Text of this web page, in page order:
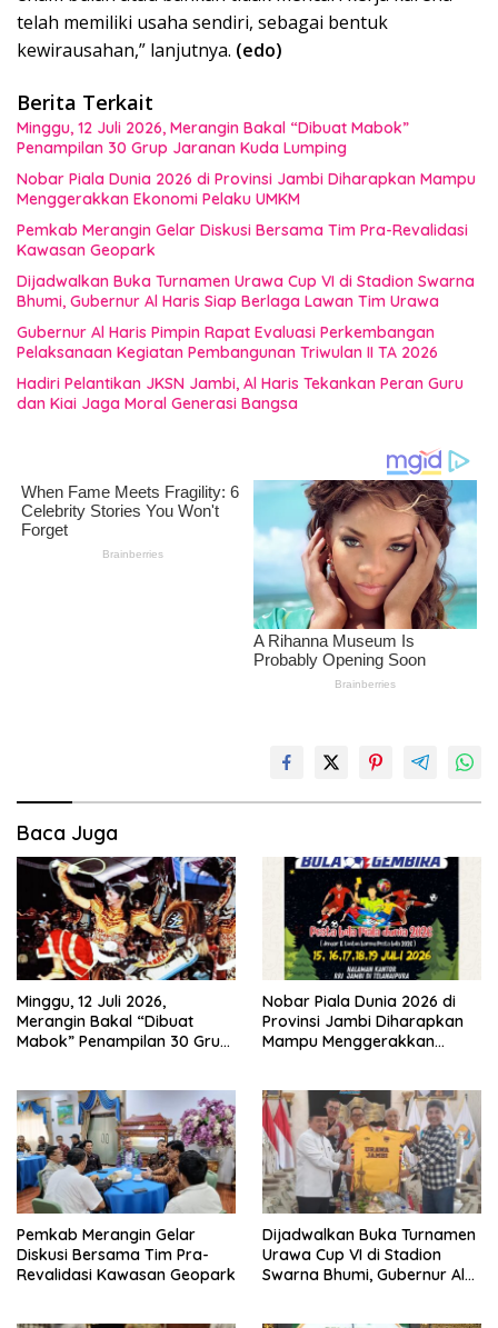
telah memiliki usaha sendiri, sebagai bentuk
kewirausahan,” lanjutnya. (edo)
Berita Terkait
Minggu, 12 Juli 2026, Merangin Bakal “Dibuat Mabok”
Penampilan 30 Grup Jaranan Kuda Lumping
Nobar Piala Dunia 2026 di Provinsi Jambi Diharapkan Mampu
Menggerakkan Ekonomi Pelaku UMKM
Pemkab Merangin Gelar Diskusi Bersama Tim Pra-Revalidasi
Kawasan Geopark
Dijadwalkan Buka Turnamen Urawa Cup VI di Stadion Swarna
Bhumi, Gubernur Al Haris Siap Berlaga Lawan Tim Urawa
Gubernur Al Haris Pimpin Rapat Evaluasi Perkembangan
Pelaksanaan Kegiatan Pembangunan Triwulan II TA 2026
Hadiri Pelantikan JKSN Jambi, Al Haris Tekankan Peran Guru
dan Kiai Jaga Moral Generasi Bangsa
Baca Juga
Minggu, 12 Juli 2026,
Merangin Bakal “Dibuat
Mabok” Penampilan 30 Grup
Nobar Piala Dunia 2026 di
Provinsi Jambi Diharapkan
Mampu Menggerakkan
Pemkab Merangin Gelar
Diskusi Bersama Tim Pra-
Revalidasi Kawasan Geopark
Dijadwalkan Buka Turnamen
Urawa Cup VI di Stadion
Swarna Bhumi, Gubernur Al